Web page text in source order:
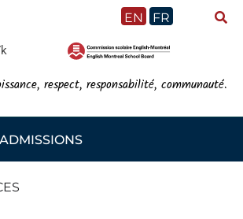
EN FR
respect, responsabilité, communauté.
ADMISSIONS